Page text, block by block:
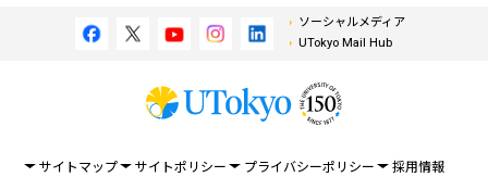
ソーシャルメディア
UTokyo Mail Hub
サイトマップ サイトポリシー プライバシーポリシー
採用情報